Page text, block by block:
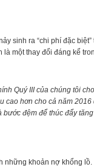
sinh ra “chi phí đặc
một thay đổi đáng kể
Quý III của chúng tôi
cao hơn cho cả năm
đệm để thúc đẩy
những khoản nợ khổng